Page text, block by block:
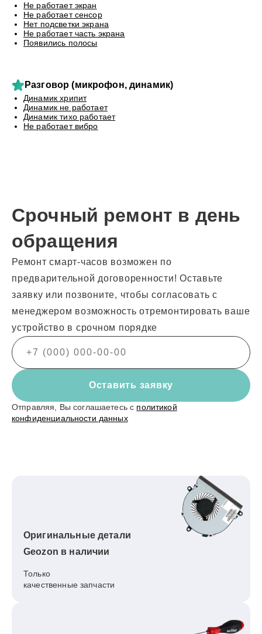
Не работает экран
Не работает сенсор
Нет подсветки экрана
Не работает часть экрана
Появились полосы
Разговор (микрофон, динамик)
Динамик хрипит
Динамик не работает
Динамик тихо работает
Не работает вибро
Срочный ремонт в день
обращения
Ремонт смарт-часов возможен по
предварительной договоренности! Оставьте
заявку или позвоните, чтобы согласовать с
менеджером возможность отремонтировать ваше
устройство в срочном порядке
Оставить заявку
Отправляя, Вы соглашаетесь с политикой
конфиденциальности данных
Оригинальные детали
Geozon в наличии
Только
качественные запчасти